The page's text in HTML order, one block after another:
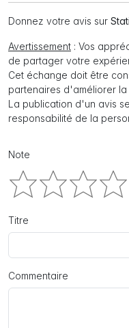
Donnez votre avis sur
Avertissement : Vos
de partager votre
Cet échange doit être
partenaires d'améliorer
La publication d'un avis
responsabilité de la
Note
Titre
Commentaire